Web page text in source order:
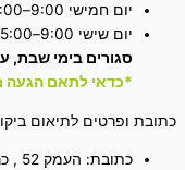
יום חמישי 9:00–16:00
יום שישי 9:00–15:00
סגורים בימי שבת,
*כדאי לתאם
כתובת ופרטים לתיאום
כתובת: העמק 52 , כרם מהר"ל